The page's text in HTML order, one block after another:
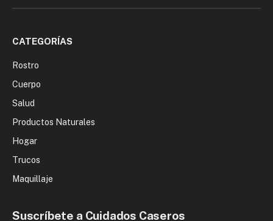
(Twitter)
CATEGORÍAS
Rostro
Cuerpo
Salud
Productos Naturales
Hogar
Trucos
Maquillaje
Suscríbete a Cuidados Caseros